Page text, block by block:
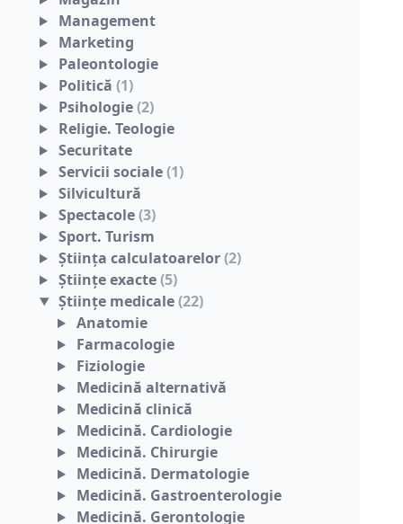
Management
Marketing
Paleontologie
Politică (1)
Psihologie(2)
Religie. Teologie
Securitate
Servicii sociale(1)
Silvicultură
Spectacole(3)
Sport. Turism
Ştiinţa calculatoarelor(2)
Ştiinţe exacte(5)
Ştiinţe medicale(22)
Anatomie
Farmacologie
Fiziologie
Medicină alternativă
Medicină clinică
Medicină. Cardiologie
Medicină. Chirurgie
Medicină. Dermatologie
Medicină. Gastroenterologie
Medicină. Gerontologie